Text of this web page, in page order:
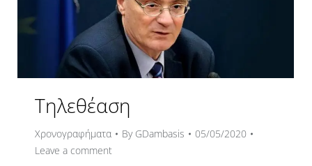
Τηλεθέαση
Χρονογραφήματα By GDambasis
05/05/2020
Leave a comment